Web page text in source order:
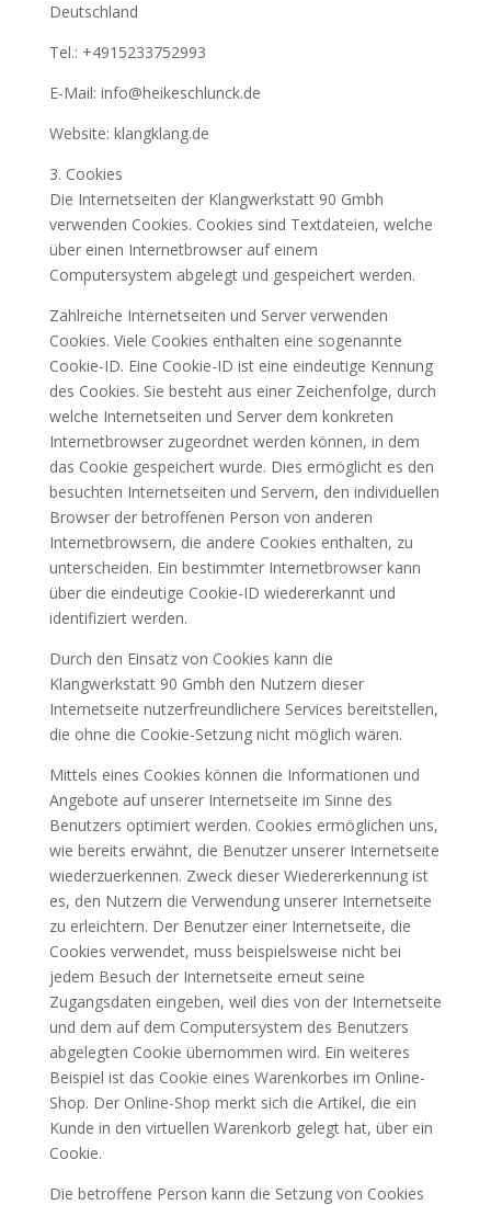
Deutschland
Tel.: +4915233752993
E-Mail: info@heikeschlunck.de
Website: klangklang.de
3. Cookies
Die Internetseiten der Klangwerkstatt 90 Gmbh
verwenden Cookies. Cookies sind Textdateien, welche
über einen Internetbrowser auf einem
Computersystem abgelegt und gespeichert werden.
Zahlreiche Internetseiten und Server verwenden
Cookies. Viele Cookies enthalten eine sogenannte
Cookie-ID. Eine Cookie-ID ist eine eindeutige Kennung
des Cookies. Sie besteht aus einer Zeichenfolge, durch
welche Internetseiten und Server dem konkreten
Internetbrowser zugeordnet werden können, in dem
das Cookie gespeichert wurde. Dies ermöglicht es den
besuchten Internetseiten und Servern, den individuellen
Browser der betroffenen Person von anderen
Internetbrowsern, die andere Cookies enthalten, zu
unterscheiden. Ein bestimmter Internetbrowser kann
über die eindeutige Cookie-ID wiedererkannt und
identifiziert werden.
Durch den Einsatz von Cookies kann die
Klangwerkstatt 90 Gmbh den Nutzern dieser
Internetseite nutzerfreundlichere Services bereitstellen,
die ohne die Cookie-Setzung nicht möglich wären.
Mittels eines Cookies können die Informationen und
Angebote auf unserer Internetseite im Sinne des
Benutzers optimiert werden. Cookies ermöglichen uns,
wie bereits erwähnt, die Benutzer unserer Internetseite
wiederzuerkennen. Zweck dieser Wiedererkennung ist
es, den Nutzern die Verwendung unserer Internetseite
zu erleichtern. Der Benutzer einer Internetseite, die
Cookies verwendet, muss beispielsweise nicht bei
jedem Besuch der Internetseite erneut seine
Zugangsdaten eingeben, weil dies von der Internetseite
und dem auf dem Computersystem des Benutzers
abgelegten Cookie übernommen wird. Ein weiteres
Beispiel ist das Cookie eines Warenkorbes im Online-
Shop. Der Online-Shop merkt sich die Artikel, die ein
Kunde in den virtuellen Warenkorb gelegt hat, über ein
Cookie.
Die betroffene Person kann die Setzung von Cookies